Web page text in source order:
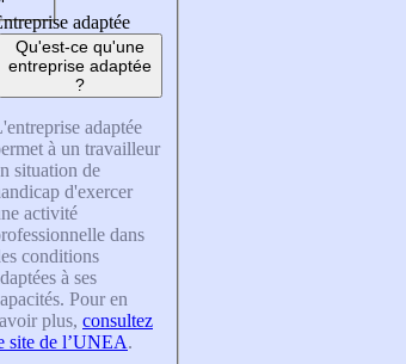
adaptée
Qu'est-ce qu'une
entreprise adaptée
?
adaptée
à un travailleur
situation de
d'exercer
activité
dans
conditions
à ses
Pour en
plus, consultez
site de l’UNEA.